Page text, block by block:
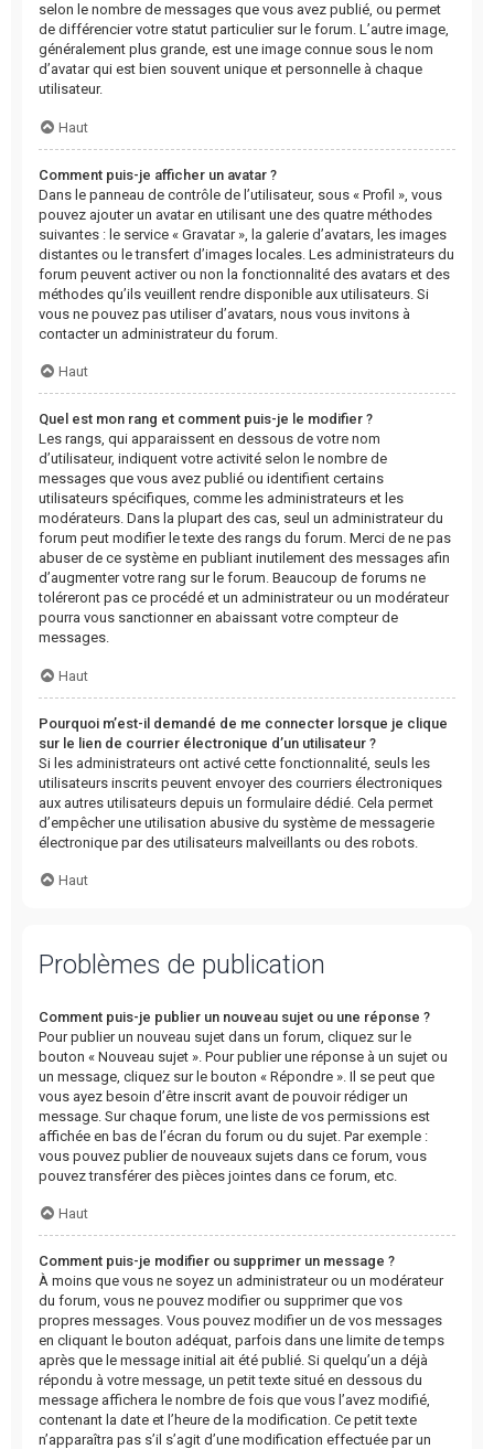
selon le nombre de messages que vous avez publié, ou permet
de différencier votre statut particulier sur le forum. L’autre image,
généralement plus grande, est une image connue sous le nom
d’avatar qui est bien souvent unique et personnelle à chaque
utilisateur.
Haut
Comment puis-je afficher un avatar ?
Dans le panneau de contrôle de l’utilisateur, sous « Profil », vous
pouvez ajouter un avatar en utilisant une des quatre méthodes
suivantes : le service « Gravatar », la galerie d’avatars, les images
distantes ou le transfert d’images locales. Les administrateurs du
forum peuvent activer ou non la fonctionnalité des avatars et des
méthodes qu’ils veuillent rendre disponible aux utilisateurs. Si
vous ne pouvez pas utiliser d’avatars, nous vous invitons à
contacter un administrateur du forum.
Haut
Quel est mon rang et comment puis-je le modifier ?
Les rangs, qui apparaissent en dessous de votre nom
d’utilisateur, indiquent votre activité selon le nombre de
messages que vous avez publié ou identifient certains
utilisateurs spécifiques, comme les administrateurs et les
modérateurs. Dans la plupart des cas, seul un administrateur du
forum peut modifier le texte des rangs du forum. Merci de ne pas
abuser de ce système en publiant inutilement des messages afin
d’augmenter votre rang sur le forum. Beaucoup de forums ne
toléreront pas ce procédé et un administrateur ou un modérateur
pourra vous sanctionner en abaissant votre compteur de
messages.
Haut
Pourquoi m’est-il demandé de me connecter lorsque je clique
sur le lien de courrier électronique d’un utilisateur ?
Si les administrateurs ont activé cette fonctionnalité, seuls les
utilisateurs inscrits peuvent envoyer des courriers électroniques
aux autres utilisateurs depuis un formulaire dédié. Cela permet
d’empêcher une utilisation abusive du système de messagerie
électronique par des utilisateurs malveillants ou des robots.
Haut
Problèmes de publication
Comment puis-je publier un nouveau sujet ou une réponse ?
Pour publier un nouveau sujet dans un forum, cliquez sur le
bouton « Nouveau sujet ». Pour publier une réponse à un sujet ou
un message, cliquez sur le bouton « Répondre ». Il se peut que
vous ayez besoin d’être inscrit avant de pouvoir rédiger un
message. Sur chaque forum, une liste de vos permissions est
affichée en bas de l’écran du forum ou du sujet. Par exemple :
vous pouvez publier de nouveaux sujets dans ce forum, vous
pouvez transférer des pièces jointes dans ce forum, etc.
Haut
Comment puis-je modifier ou supprimer un message ?
À moins que vous ne soyez un administrateur ou un modérateur
du forum, vous ne pouvez modifier ou supprimer que vos
propres messages. Vous pouvez modifier un de vos messages
en cliquant le bouton adéquat, parfois dans une limite de temps
après que le message initial ait été publié. Si quelqu’un a déjà
répondu à votre message, un petit texte situé en dessous du
message affichera le nombre de fois que vous l’avez modifié,
contenant la date et l’heure de la modification. Ce petit texte
n’apparaîtra pas s’il s’agit d’une modification effectuée par un